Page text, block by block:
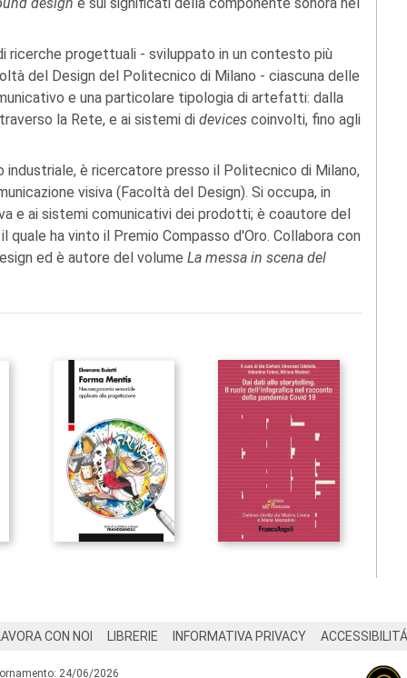
ricerche progettuali - sviluppato in un contesto più
del Design del Politecnico di Milano - ciascuna delle
e una particolare tipologia di artefatti: dalla
la Rete, e ai sistemi di devices coinvolti, fino agli
industriale, è ricercatore presso il Politecnico di Milano,
visiva (Facoltà del Design). Si occupa, in
e ai sistemi comunicativi dei prodotti; è coautore del
ha vinto il Premio Compasso d'Oro. Collabora con
ed è autore del volume La messa in scena del
CON NOI LIBRERIE INFORMATIVA PRIVACY ACCESSIBILITÁ
24/06/2026